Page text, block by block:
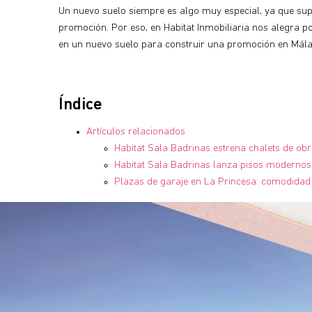
Un nuevo suelo siempre es algo muy especial, ya que
promoción. Por eso, en Habitat Inmobiliaria nos alegra
en un nuevo suelo para construir una promoción en
Índice
Artículos relacionados
Habitat Sala Badrinas estrena chalets de
Habitat Sala Badrinas lanza pisos
Plazas de garaje en La Princesa: